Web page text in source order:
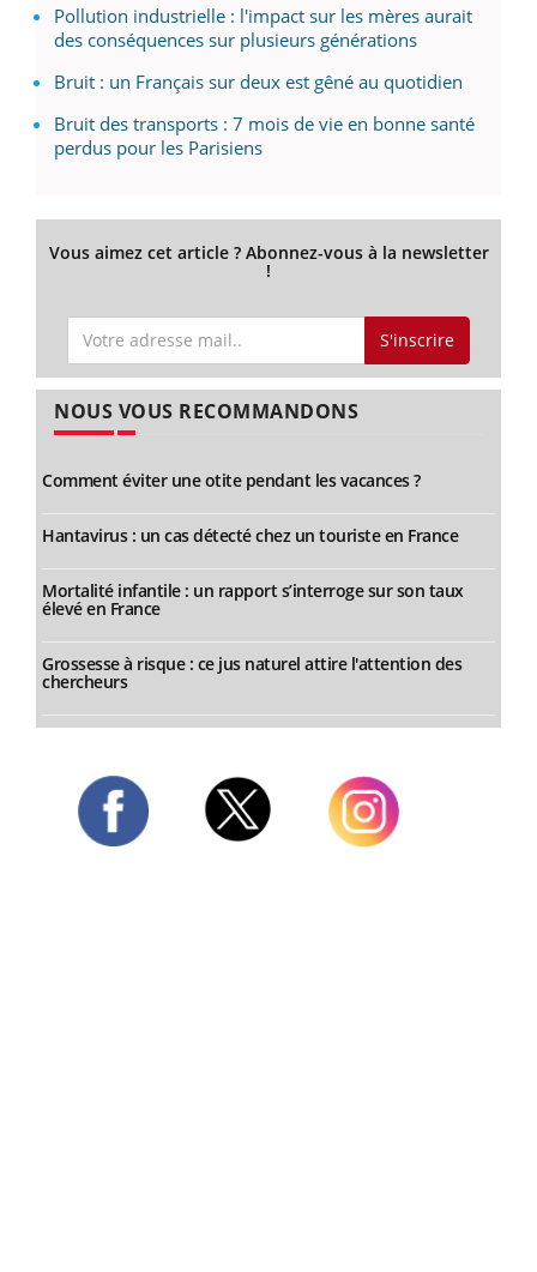
Pollution industrielle : l'impact sur les mères aurait
des conséquences sur plusieurs générations
Bruit : un Français sur deux est gêné au quotidien
Bruit des transports : 7 mois de vie en bonne santé
perdus pour les Parisiens
Vous aimez cet article ? Abonnez-vous à la newsletter
!
S'inscrire
NOUS VOUS RECOMMANDONS
Comment éviter une otite pendant les vacances ?
Hantavirus : un cas détecté chez un touriste en France
Mortalité infantile : un rapport s’interroge sur son taux
élevé en France
Grossesse à risque : ce jus naturel attire l'attention des
chercheurs